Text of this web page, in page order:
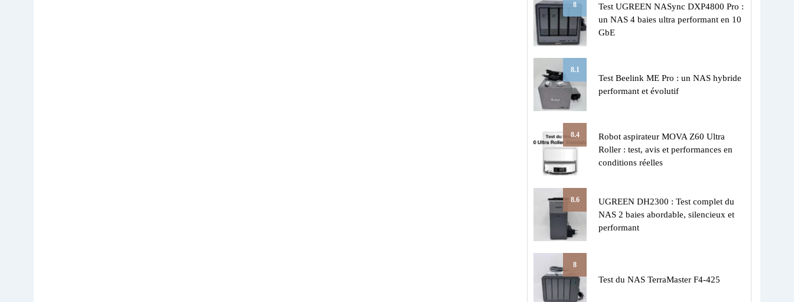
8
Test UGREEN NASync DXP4800 Pro :
un NAS 4 baies ultra performant en 10
GbE
8.1
Test Beelink ME Pro : un NAS hybride
performant et évolutif
8.4
Robot aspirateur MOVA Z60 Ultra
Roller : test, avis et performances en
conditions réelles
8.6
UGREEN DH2300 : Test complet du
NAS 2 baies abordable, silencieux et
performant
8
Test du NAS TerraMaster F4-425